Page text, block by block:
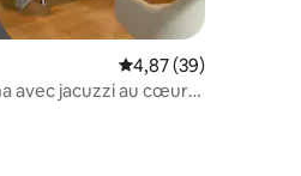
de 59 commentaires : 4,98 sur 5
Évaluation moyenne
4,87 (39)
avec jacuzzi au cœur